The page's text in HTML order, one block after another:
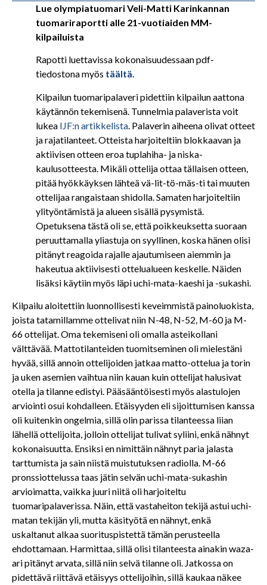
Lue olympiatuomari Veli-Matti Karinkannan
tuomariraportti alle 21-vuotiaiden MM-
kilpailuista
Rapotti luettavissa kokonaisuudessaan pdf-
tiedostona myös täältä.
Kilpailun tuomaripalaveri pidettiin kilpailun aattona
käytännön tekemisenä. Tunnelmia palaverista voit
lukea IJF:n artikkelista . Palaverin aiheena olivat otteet
ja rajatilanteet. Otteista harjoiteltiin blokkaavan ja
aktiivisen otteen eroa tuplahiha- ja niska-
kaulusotteesta. Mikäli ottelija ottaa tällaisen otteen,
pitää hyökkäyksen lähteä vä-lit-tö-mäs-ti tai muuten
ottelijaa rangaistaan shidolla. Samaten harjoiteltiin
ylityöntämistä ja alueen sisällä pysymistä.
Opetuksena tästä oli se, että poikkeuksetta suoraan
peruuttamalla yliastuja on syyllinen, koska hänen olisi
pitänyt reagoida rajalle ajautumiseen aiemmin ja
hakeutua aktiivisesti ottelualueen keskelle. Näiden
lisäksi käytiin myös läpi uchi-mata-kaeshi ja -sukashi.
Kilpailu aloitettiin luonnollisesti keveimmistä painoluokista,
joista tatamillamme ottelivat niin N-48, N-52, M-60 ja M-
66 ottelijat. Oma tekemiseni oli omalla asteikollani
välttävää. Mattotilanteiden tuomitseminen oli mielestäni
hyvää, sillä annoin ottelijoiden jatkaa matto-ottelua ja torin
ja uken asemien vaihtua niin kauan kuin ottelijat halusivat
otella ja tilanne edistyi. Pääsääntöisesti myös alastulojen
arviointi osui kohdalleen. Etäisyyden eli sijoittumisen kanssa
oli kuitenkin ongelmia, sillä olin parissa tilanteessa liian
lähellä ottelijoita, jolloin ottelijat tulivat syliini, enkä nähnyt
kokonaisuutta. Ensiksi en nimittäin nähnyt paria jalasta
tarttumista ja sain niistä muistutuksen radiolla. M-66
pronssiottelussa taas jätin selvän uchi-mata-sukashin
arvioimatta, vaikka juuri niitä oli harjoiteltu
tuomaripalaverissa. Näin, että vastaheiton tekijä astui uchi-
matan tekijän yli, mutta käsityötä en nähnyt, enkä
uskaltanut alkaa suorituspistettä tämän perusteella
ehdottamaan. Harmittaa, sillä olisi tilanteesta ainakin waza-
ari pitänyt arvata, sillä niin selvä tilanne oli. Jatkossa on
pidettävä riittävä etäisyys ottelijoihin, sillä kaukaa näkee